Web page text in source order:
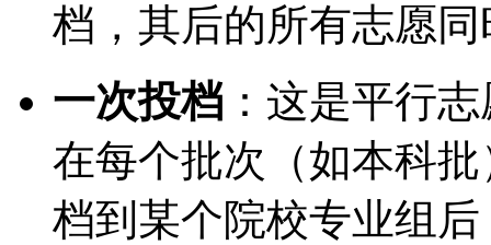
档，其后的所有志愿
一次投档 ：这是平行
在每个批次（如本科
档到某个院校专业组